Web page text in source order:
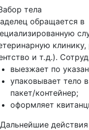
тела
обращается в
клинику,
и т. д.).
выезжает по
упаковывает тело
пакет/контейнер;
оформляет
действия